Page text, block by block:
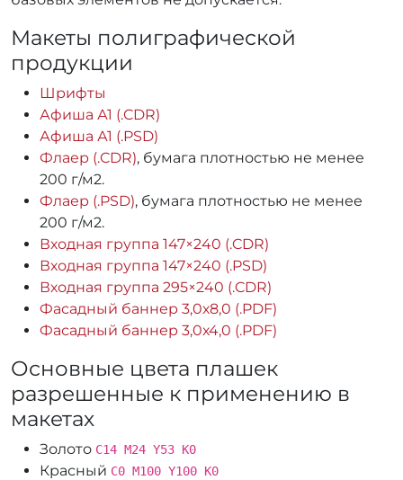
Макеты полиграфической
продукции
Шрифты
Афиша А1 (.CDR)
Афиша А1 (.PSD)
Флаер (.CDR), бумага плотностью не менее
200 г/м2.
Флаер (.PSD), бумага плотностью не менее
200 г/м2.
Входная группа 147×240 (.CDR)
Входная группа 147×240 (.PSD)
Входная группа 295×240 (.CDR)
Фасадный баннер 3,0х8,0 (.PDF)
Фасадный баннер 3,0х4,0 (.PDF)
Основные цвета плашек
разрешенные к применению в
макетах
Золото C14 M24 Y53 K0
Красный C0 M100 Y100 K0